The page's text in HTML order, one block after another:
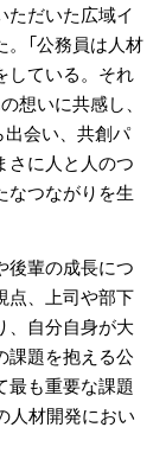
だいた広域イ
「公務員は人材
している。それ
想いに共感し、
会い、共創パ
さに人と人のつ
なつながりを生
後輩の成長につ
点、上司や部下
、自分自身が大
課題を抱える公
最も重要な課題
人材開発におい